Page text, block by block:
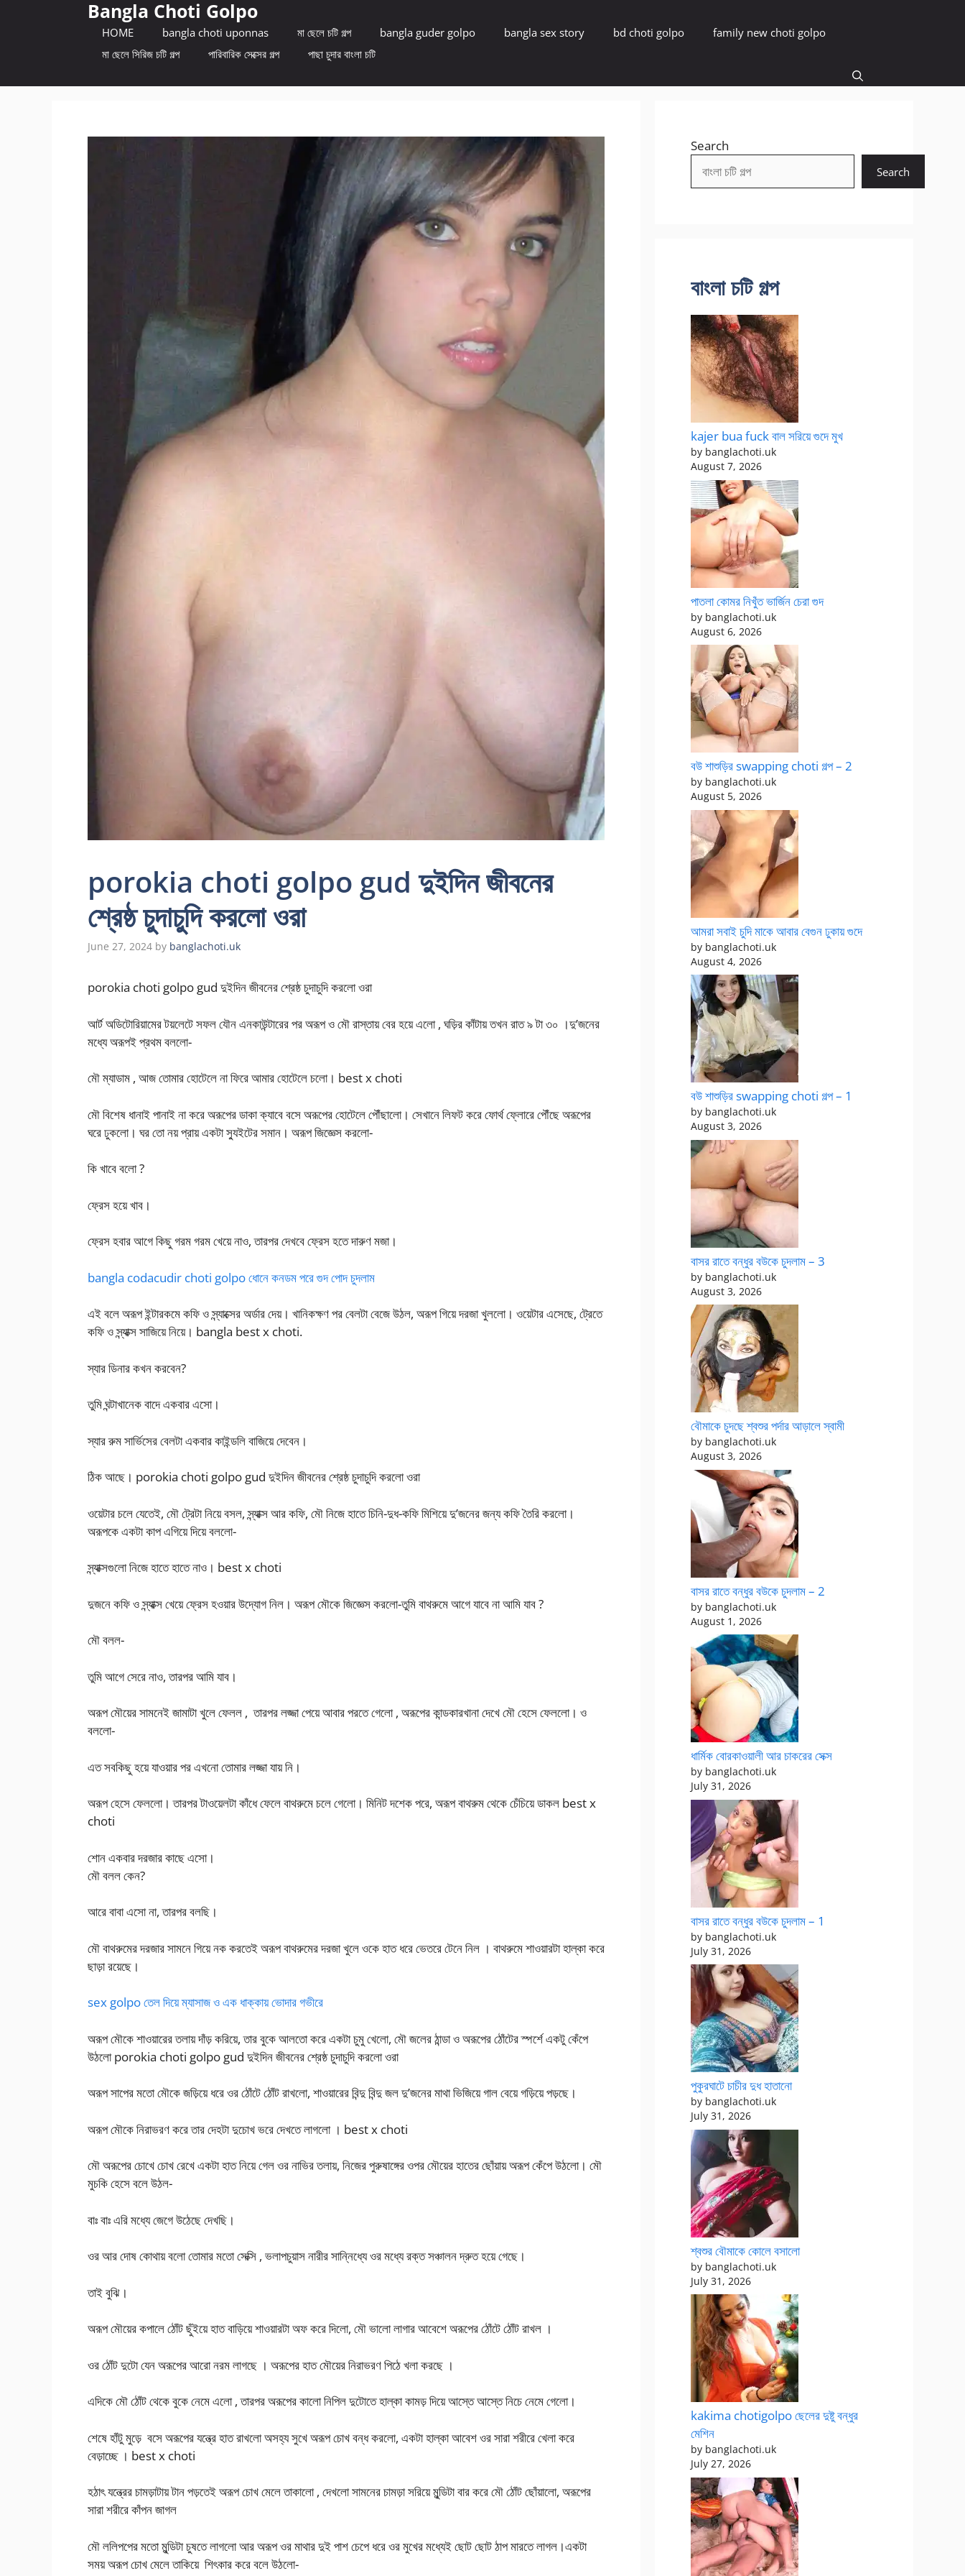
Bangla Choti Golpo
HOME bangla choti uponnas মা ছেলে চটি গল্প bangla guder golpo bangla sex story bd choti golpo
family new choti golpo
মা ছেলে সিরিজ চটি গল্প
পারিবারিক সেক্সের গল্প পাছা চুদার বাংলা চটি
porokia choti golpo gud দুইদিন জীবনের
শ্রেষ্ঠ চুদাচুদি করলো ওরা
June 27, 2024 by banglachoti.uk
porokia choti golpo gud দুইদিন জীবনের শ্রেষ্ঠ চুদাচুদি করলো ওরা
আর্ট অডিটোরিয়ামের টয়লেটে সফল যৌন এনকাউন্টারের পর অরূপ ও মৌ রাস্তায় বের হয়ে এলো , ঘড়ির কাঁটায় তখন রাত ৯ টা ৩০ ।দু’জনের
মধ্যে অরূপই প্রথম বললো-
মৌ ম্যাডাম , আজ তোমার হোটেলে না ফিরে আমার হোটেলে চলো। best x choti
মৌ বিশেষ ধানাই পানাই না করে অরূপের ডাকা ক্যাবে বসে অরূপের হোটেলে পৌঁছালো। সেখানে লিফট করে ফোর্থ ফ্লোরে পৌঁছে অরূপের
ঘরে ঢুকলো। ঘর তো নয় প্রায় একটা স্যুইটের সমান। অরূপ জিজ্ঞেস করলো-
কি খাবে বলো ?
ফ্রেস হয়ে খাব।
ফ্রেস হবার আগে কিছু গরম গরম খেয়ে নাও, তারপর দেখবে ফ্রেস হতে দারুণ মজা।
bangla codacudir choti golpo ধোনে কনডম পরে গুদ পোদ চুদলাম
এই বলে অরূপ ইন্টারকমে কফি ও স্ন্যাক্সের অর্ডার দেয়। খানিকক্ষণ পর বেলটা বেজে উঠল, অরূপ গিয়ে দরজা খুললো। ওয়েটার এসেছে, ট্রেতে
কফি ও স্ন্যাক্স সাজিয়ে নিয়ে। bangla best x choti.
স্যার ডিনার কখন করবেন?
তুমি ঘন্টাখানেক বাদে একবার এসো।
স্যার রুম সার্ভিসের বেলটা একবার কাইন্ডলি বাজিয়ে দেবেন।
ঠিক আছে। porokia choti golpo gud দুইদিন জীবনের শ্রেষ্ঠ চুদাচুদি করলো ওরা
ওয়েটার চলে যেতেই, মৌ ট্রেটা নিয়ে বসল, স্ন্যাক্স আর কফি, মৌ নিজে হাতে চিনি-দুধ-কফি মিশিয়ে দু’জনের জন্য কফি তৈরি করলো।
অরূপকে একটা কাপ এগিয়ে দিয়ে বললো-
স্ন্যাক্সগুলো নিজে হাতে হাতে নাও। best x choti
দুজনে কফি ও স্ন্যাক্স খেয়ে ফ্রেস হওয়ার উদ্যোগ নিল। অরূপ মৌকে জিজ্ঞেস করলো-তুমি বাথরুমে আগে যাবে না আমি যাব ?
মৌ বলল-
তুমি আগে সেরে নাও, তারপর আমি যাব।
অরূপ মৌয়ের সামনেই জামাটা খুলে ফেলল , তারপর লজ্জা পেয়ে আবার পরতে গেলো , অরূপের কান্ডকারখানা দেখে মৌ হেসে ফেললো। ও
বললো-
এত সবকিছু হয়ে যাওয়ার পর এখনো তোমার লজ্জা যায় নি।
অরূপ হেসে ফেললো। তারপর টাওয়েলটা কাঁধে ফেলে বাথরুমে চলে গেলো। মিনিট দশেক পরে, অরূপ বাথরুম থেকে চেঁচিয়ে ডাকল best x
choti
শোন একবার দরজার কাছে এসো।
মৌ বলল কেন?
আরে বাবা এসো না, তারপর বলছি।
মৌ বাথরুমের দরজার সামনে গিয়ে নক করতেই অরূপ বাথরুমের দরজা খুলে ওকে হাত ধরে ভেতরে টেনে নিল । বাথরুমে শাওয়ারটা হাল্কা করে
ছাড়া রয়েছে।
sex golpo তেল দিয়ে ম্যাসাজ ও এক ধাক্কায় ভোদার গভীরে
অরূপ মৌকে শাওয়ারের তলায় দাঁড় করিয়ে, তার বুকে আলতো করে একটা চুমু খেলো, মৌ জলের ঠান্ডা ও অরূপের ঠোঁটের স্পর্শে একটু কেঁপে
উঠলো porokia choti golpo gud দুইদিন জীবনের শ্রেষ্ঠ চুদাচুদি করলো ওরা
অরূপ সাপের মতো মৌকে জড়িয়ে ধরে ওর ঠোঁটে ঠোঁট রাখলো, শাওয়ারের বিন্দু বিন্দু জল দু’জনের মাথা ভিজিয়ে গাল বেয়ে গড়িয়ে পড়ছে।
অরূপ মৌকে নিরাভরণ করে তার দেহটা দুচোখ ভরে দেখতে লাগলো । best x choti
মৌ অরূপের চোখে চোখ রেখে একটা হাত নিয়ে গেল ওর নাভির তলায়, নিজের পুরুষাঙ্গের ওপর মৌয়ের হাতের ছোঁয়ায় অরূপ কেঁপে উঠলো। মৌ
মুচকি হেসে বলে উঠল-
বাঃ বাঃ এরি মধ্যে জেগে উঠেছে দেখছি।
ওর আর দোষ কোথায় বলো তোমার মতো সেক্সি , ভলাপচুয়াস নারীর সান্নিধ্যে ওর মধ্যে রক্ত সঞ্চালন দ্রুত হয়ে গেছে।
তাই বুঝি।
অরূপ মৌয়ের কপালে ঠোঁট ছুঁইয়ে হাত বাড়িয়ে শাওয়ারটা অফ করে দিলো, মৌ ভালো লাগার আবেশে অরূপের ঠোঁটে ঠোঁট রাখল ।
ওর ঠোঁট দুটো যেন অরূপের আরো নরম লাগছে । অরূপের হাত মৌয়ের নিরাভরণ পিঠে খলা করছে ।
এদিকে মৌ ঠোঁট থেকে বুকে নেমে এলো , তারপর অরূপের কালো নিপিল দুটোতে হাল্কা কামড় দিয়ে আস্তে আস্তে নিচে নেমে গেলো।
শেষে হাঁটু মুড়ে বসে অরূপের যন্ত্রে হাত রাখলো অসহ্য সুখে অরূপ চোখ বন্ধ করলো, একটা হাল্কা আবেশ ওর সারা শরীরে খেলা করে
বেড়াচ্ছে । best x choti
হঠাৎ যন্ত্রের চামড়াটায় টান পড়তেই অরূপ চোখ মেলে তাকালো , দেখলো সামনের চামড়া সরিয়ে মুন্ডিটা বার করে মৌ ঠোঁট ছোঁয়ালো, অরূপের
সারা শরীরে কাঁপন জাগল
মৌ ললিপপের মতো মুন্ডিটা চুষতে লাগলো আর অরূপ ওর মাথার দুই পাশ চেপে ধরে ওর মুখের মধ্যেই ছোট ছোট ঠাপ মারতে লাগল।একটা
সময় অরূপ চোখ মেলে তাকিয়ে শিৎকার করে বলে উঠলো-
Search
Search
বাংলা চটি গল্প
kajer bua fuck বাল সরিয়ে গুদে মুখ
by banglachoti.uk
August 7, 2026
পাতলা কোমর নিখুঁত ভার্জিন চেরা গুদ
by banglachoti.uk
August 6, 2026
বউ শাশুড়ির swapping choti গল্প – 2
by banglachoti.uk
August 5, 2026
আমরা সবাই চুদি মাকে আবার বেগুন ঢুকায় গুদে
by banglachoti.uk
August 4, 2026
বউ শাশুড়ির swapping choti গল্প – 1
by banglachoti.uk
August 3, 2026
বাসর রাতে বন্ধুর বউকে চুদলাম – 3
by banglachoti.uk
August 3, 2026
বৌমাকে চুদছে শ্বশুর পর্দার আড়ালে স্বামী
by banglachoti.uk
August 3, 2026
বাসর রাতে বন্ধুর বউকে চুদলাম – 2
by banglachoti.uk
August 1, 2026
ধার্মিক বোরকাওয়ালী আর চাকরের সেক্স
by banglachoti.uk
July 31, 2026
বাসর রাতে বন্ধুর বউকে চুদলাম – 1
by banglachoti.uk
July 31, 2026
পুকুরঘাটে চাচীর দুধ হাতানো
by banglachoti.uk
July 31, 2026
শ্বশুর বৌমাকে কোলে বসালো
by banglachoti.uk
July 31, 2026
kakima chotigolpo ছেলের দুষ্টু বন্ধুর
মেশিন
by banglachoti.uk
July 27, 2026